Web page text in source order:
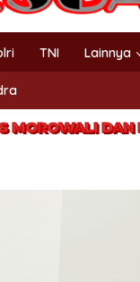
TNI Lainnya
MOROWALI DAN